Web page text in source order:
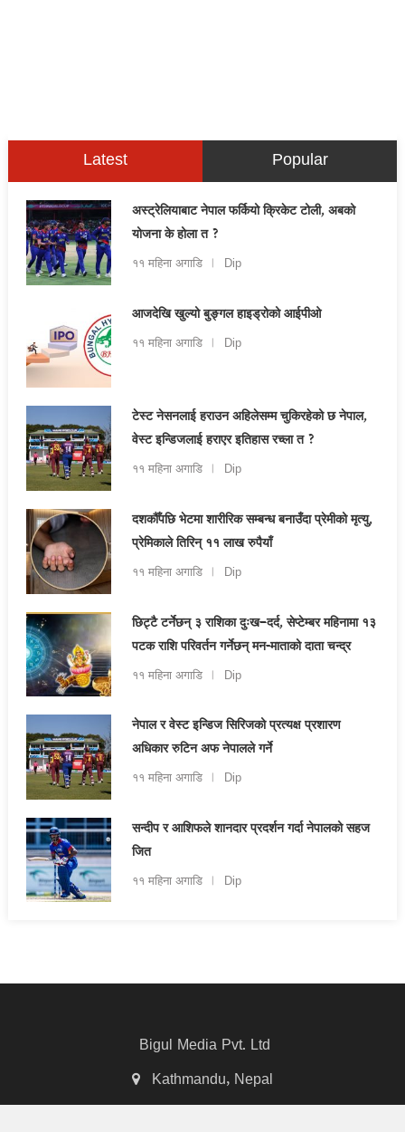
Latest Popular
अस्ट्रेलियाबाट नेपाल फर्कियो क्रिकेट टोली, अबको
योजना के होला त ?
११ महिना अगाडि Dip
आजदेखि खुल्यो बुङ्गल हाइड्रोको आईपीओ
११ महिना अगाडि Dip
टेस्ट नेसनलाई हराउन अहिलेसम्म चुकिरहेको छ नेपाल,
वेस्ट इन्डिजलाई हराएर इतिहास रच्ला त ?
११ महिना अगाडि Dip
दशकौँपछि भेटमा शारीरिक सम्बन्ध बनाउँदा प्रेमीको मृत्यु,
प्रेमिकाले तिरिन् ११ लाख रुपैयाँ
११ महिना अगाडि Dip
छिट्टै टर्नेछन् ३ राशिका दुःख–दर्द, सेप्टेम्बर महिनामा १३
पटक राशि परिवर्तन गर्नेछन् मन-माताको दाता चन्द्र
११ महिना अगाडि Dip
नेपाल र वेस्ट इन्डिज सिरिजको प्रत्यक्ष प्रशारण
अधिकार रुटिन अफ नेपालले गर्ने
११ महिना अगाडि Dip
सन्दीप र आशिफले शानदार प्रदर्शन गर्दा नेपालको सहज
जित
११ महिना अगाडि Dip
Bigul Media Pvt. Ltd
Kathmandu, Nepal